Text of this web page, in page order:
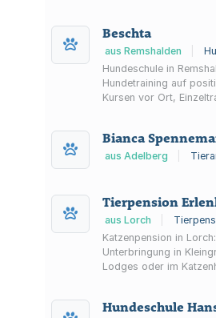
Beschta
aus Remshalden
Hundeschule in
Hundetraining auf
Kursen vor Ort,
Walks und Anti-Gift-
aus Adelberg
Tierpension
aus Lorch
Katzenpension in Lorch:
Unterbringung in
Lodges oder im
Vereinbarung.